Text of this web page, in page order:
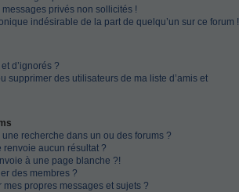
privés non sollicités !
indésirable de la part de quelqu’un sur ce forum !
d’ignorés ?
supprimer des utilisateurs de ma liste d’amis et
recherche dans un ou des forums ?
aucun résultat ?
à une page blanche ?!
des membres ?
propres messages et sujets ?